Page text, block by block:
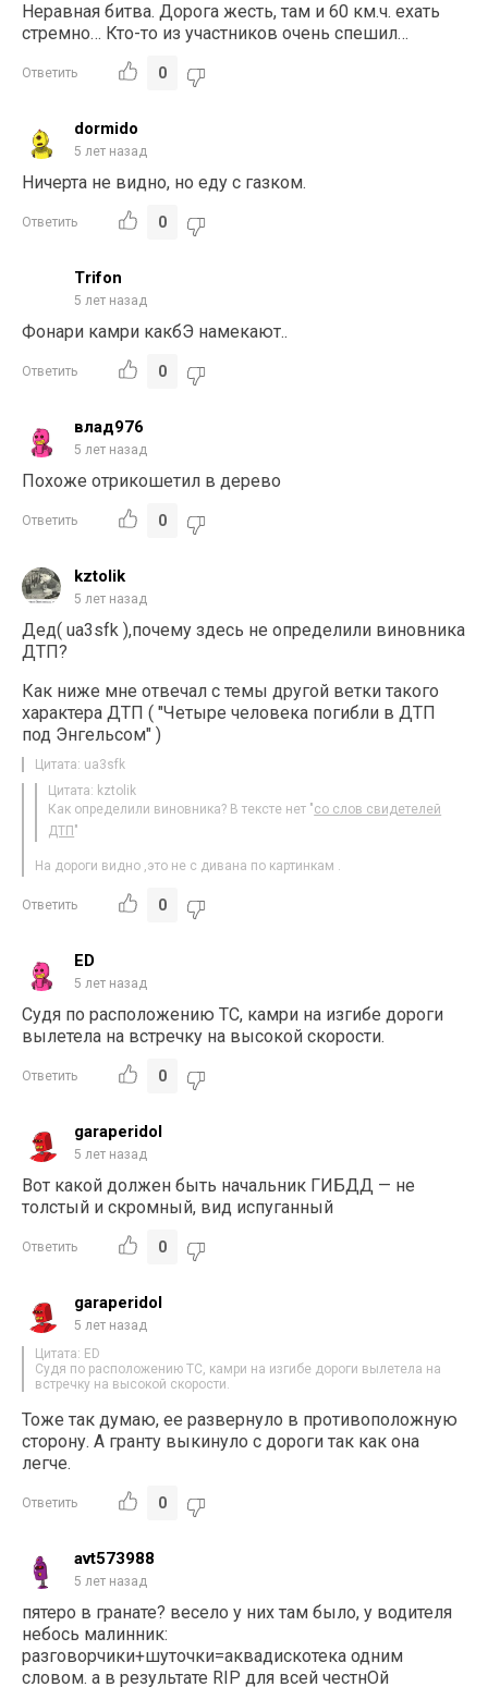
Неравная битва. Дорога жесть, там и 60 км.ч. ехать
стремно… Кто-то из участников очень спешил…
Ответить 0
dormido
5 лет назад
Ничерта не видно, но еду с газком.
Ответить 0
Trifon
5 лет назад
Фонари камри какбЭ намекают..
Ответить 0
влад976
5 лет назад
Похоже отрикошетил в дерево
Ответить 0
kztolik
5 лет назад
Дед( ua3sfk ),почему здесь не определили виновника
ДТП?
Как ниже мне отвечал с темы другой ветки такого
характера ДТП ( "Четыре человека погибли в ДТП
под Энгельсом" )
Цитата: ua3sfk
Цитата: kztolik
Как определили виновника? В тексте нет "со слов свидетелей
ДТП "
На дороги видно ,это не с дивана по картинкам .
Ответить 0
ED
5 лет назад
Судя по расположению ТС, камри на изгибе дороги
вылетела на встречку на высокой скорости.
Ответить 0
garaperidol
5 лет назад
Вот какой должен быть начальник ГИБДД — не
толстый и скромный, вид испуганный
Ответить 0
garaperidol
5 лет назад
Цитата: ED
Судя по расположению ТС, камри на изгибе дороги вылетела на
встречку на высокой скорости.
Тоже так думаю, ее развернуло в противоположную
сторону. А гранту выкинуло с дороги так как она
легче.
Ответить 0
avt573988
5 лет назад
пятеро в гранате? весело у них там было, у водителя
небось малинник:
разговорчики+шуточки=аквадискотека одним
словом. а в результате RIP для всей честнОй